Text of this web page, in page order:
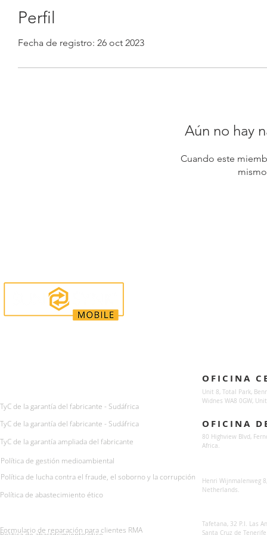
Perfil
Fecha de registro: 26 oct 2023
Aún no hay
Cuando este
TyC de la garantía del fabricante - Sudáfrica
TyC de la garantía del fabricante - Sudáfrica
TyC de la garantía ampliada del fabricante
Política de gestión medioambiental
Política de lucha contra el fraude, el soborno y la corrupción
Política de abastecimiento ético
Formulario de reparación para clientes RMA
OFICINA
Unit 8, Total Park,
Widnes WA8 0GW,
OFICINA
80 Highview Blvd,
Africa.
Henri Wijnmalenweg
Netherlands.
Tafetana, 32 P.I. Las
Santa Cruz de Tenerife